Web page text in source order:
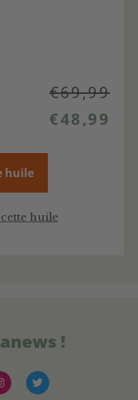
€69,99
€48,99
huile
huile
!